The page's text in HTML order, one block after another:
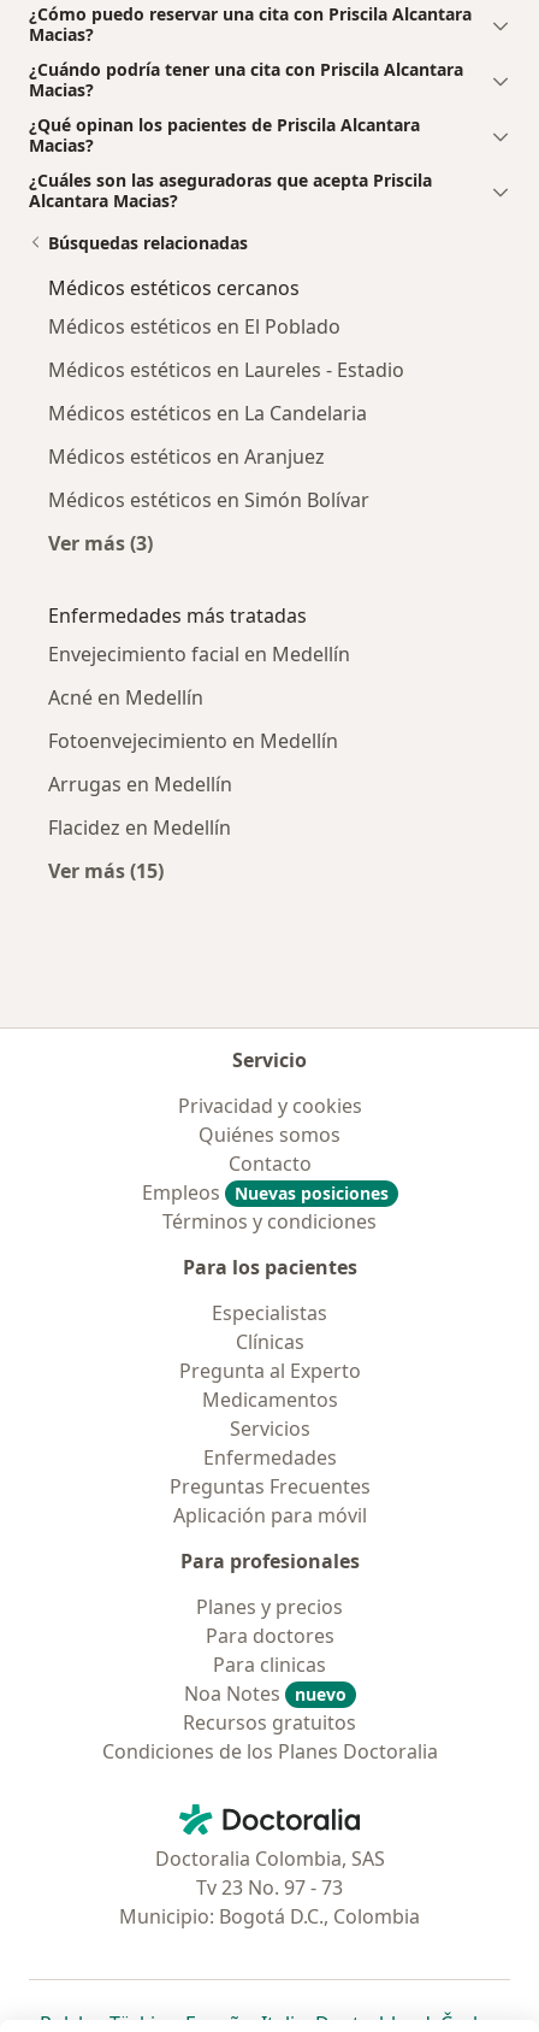
¿Cómo puedo reservar una cita con Priscila Alcantara
Macias?
¿Cuándo podría tener una cita con Priscila Alcantara
Macias?
¿Qué opinan los pacientes de Priscila Alcantara
Macias?
¿Cuáles son las aseguradoras que acepta Priscila
Alcantara Macias?
Búsquedas relacionadas
Médicos estéticos cercanos
Médicos estéticos en El Poblado
Médicos estéticos en Laureles - Estadio
Médicos estéticos en La Candelaria
Médicos estéticos en Aranjuez
Médicos estéticos en Simón Bolívar
Ver más (3)
Enfermedades más tratadas
Envejecimiento facial en Medellín
Acné en Medellín
Fotoenvejecimiento en Medellín
Arrugas en Medellín
Flacidez en Medellín
Ver más (15)
Servicio
Privacidad y cookies
Quiénes somos
Contacto
Empleos
Nuevas posiciones
Términos y condiciones
Para los pacientes
Especialistas
Clínicas
Pregunta al Experto
Medicamentos
Servicios
Enfermedades
Preguntas Frecuentes
Aplicación para móvil
Para profesionales
Planes y precios
Para doctores
Para clinicas
Noa Notes
nuevo
Recursos gratuitos
Condiciones de los Planes Doctoralia
Doctoralia - Página de inicio
Doctoralia Colombia, SAS
Tv 23 No. 97 - 73
Municipio: Bogotá D.C., Colombia
Polska se abre en una nueva pestaña
Türkiye se abre en una nueva pestaña
España se abre en una nueva pestaña
Italia se abre en una nueva
Deutschlandse abre en
Česko